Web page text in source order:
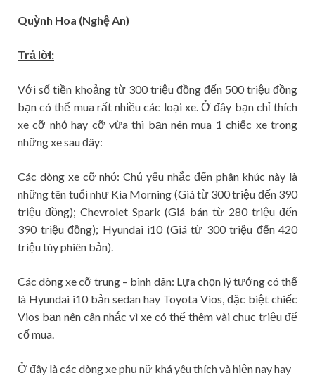
Quỳnh Hoa (Nghệ An)
Trả lời:
Với số tiền khoảng từ 300 triệu đồng đến 500 triệu đồng
bạn có thể mua rất nhiều các loại xe. Ở đây bạn chỉ thích
xe cỡ nhỏ hay cỡ vừa thì bạn nên mua 1 chiếc xe trong
những xe sau đây:
Các dòng xe cỡ nhỏ: Chủ yếu nhắc đến phân khúc này là
những tên tuổi như Kia Morning (Giá từ 300 triệu đến 390
triệu đồng); Chevrolet Spark (Giá bán từ 280 triệu đến
390 triệu đồng); Hyundai i10 (Giá từ 300 triệu đến 420
triệu tùy phiên bản).
Các dòng xe cỡ trung – bình dân: Lựa chọn lý tưởng có thể
là Hyundai i10 bản sedan hay Toyota Vios, đặc biệt chiếc
Vios bạn nên cân nhắc vì xe có thể thêm vài chục triệu để
cố mua.
Ở đây là các dòng xe phụ nữ khá yêu thích và hiện nay hay